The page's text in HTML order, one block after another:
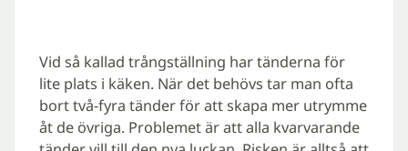
Vid så kallad trångställning har tänderna för
lite plats i käken. När det behövs tar man ofta
bort två-fyra tänder för att skapa mer utrymme
åt de övriga. Problemet är att alla kvarvarande